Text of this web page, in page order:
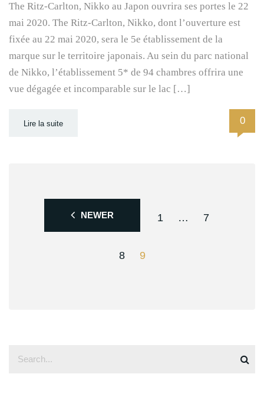
The Ritz-Carlton, Nikko au Japon ouvrira ses portes le 22
mai 2020. The Ritz-Carlton, Nikko, dont l’ouverture est
fixée au 22 mai 2020, sera le 5e établissement de la
marque sur le territoire japonais. Au sein du parc national
de Nikko, l’établissement 5* de 94 chambres offrira une
vue dégagée et incomparable sur le lac […]
Lire la suite 0
NEWER 1 … 7
8 9